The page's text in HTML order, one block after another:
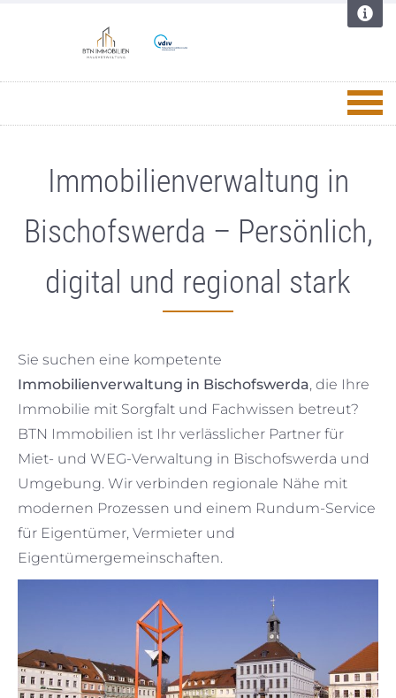
Immobilienverwaltung in
Bischofswerda – Persönlich,
digital und regional stark
Sie suchen eine kompetente
Immobilienverwaltung in Bischofswerda, die Ihre
Immobilie mit Sorgfalt und Fachwissen betreut?
BTN Immobilien ist Ihr verlässlicher Partner für
Miet- und WEG-Verwaltung in Bischofswerda und
Umgebung. Wir verbinden regionale Nähe mit
modernen Prozessen und einem Rundum-Service
für Eigentümer, Vermieter und
Eigentümergemeinschaften.